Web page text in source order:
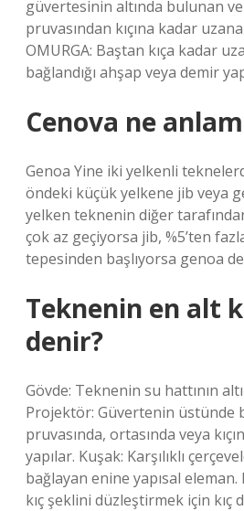
güvertesinin altında bulunan
pruvasından kıçına kadar
OMURGA: Baştan kıça kadar
bağlandığı ahşap veya demir
Cenova ne
Genoa Yine iki yelkenli
öndeki küçük yelkene jib veya
yelken teknenin diğer
çok az geçiyorsa jib, %5’ten
tepesinden başlıyorsa genoa
Teknenin en alt
denir?
Gövde: Teknenin su hattının
Projektör: Güvertenin üstünde
pruvasında, ortasında veya
yapılar. Kuşak: Karşılıklı
bağlayan enine yapısal eleman.
kıç şeklini düzleştirmek için kıç